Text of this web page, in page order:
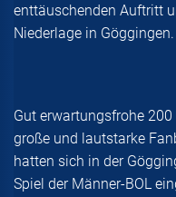
enttäuschenden Auftritt
Niederlage in Göggingen.
Gut erwartungsfrohe
große und lautstarke
hatten sich in der
Spiel der Männer-BOL